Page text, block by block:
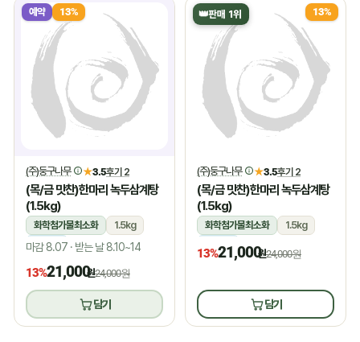
예약 13%
(주)둥구나무 ★3.5후기 2
(목/금 맛찬)한마리 녹두삼계탕
(1.5kg)
화학첨가물최소화
1.5kg
냉장
마감 8.07 · 받는 날 8.10~14
13%21,000원24,000원
담기
👑판매 1위 13%
(주)둥구나무 ★3.5후기 2
(목/금 맛찬)한마리 녹두삼계탕
(1.5kg)
화학첨가물최소화
1.5kg
냉장
13%21,000원24,000원
담기